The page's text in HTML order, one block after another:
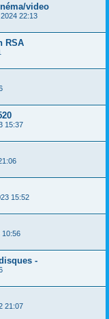
video
22:13
RSA
15:37
15:52
10:56
-
21:07